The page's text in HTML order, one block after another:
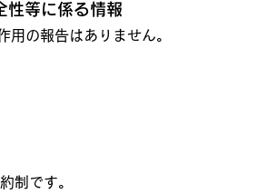
性等に係る情報
用の報告はありません。
制です。